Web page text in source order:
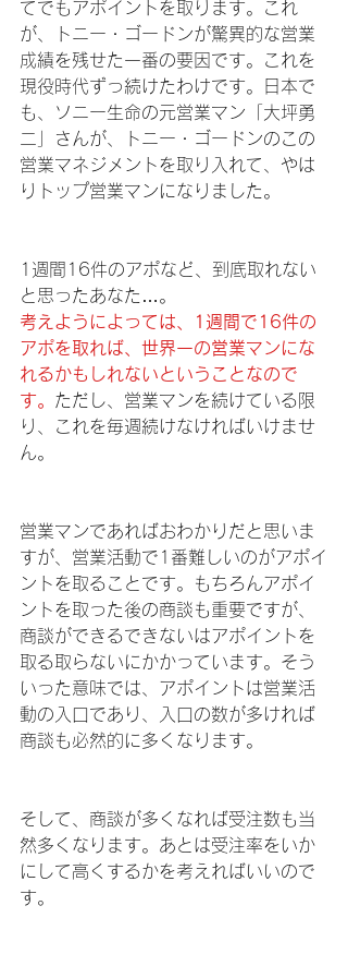
てでもアポイントを取ります。これ
が、トニー・ゴードンが驚異的な営業
成績を残せた一番の要因です。これを
現役時代ずっ続けたわけです。日本で
も、ソニー生命の元営業マン「大坪勇
二」さんが、トニー・ゴードンのこの
営業マネジメントを取り入れて、やは
りトップ営業マンになりました。
1週間16件のアポなど、到底取れない
と思ったあなた…。
考えようによっては、1週間で16件の
アポを取れば、世界一の営業マンにな
れるかもしれないということなので
す。 ただし、営業マンを続けている限
り、これを毎週続けなければいけませ
ん。
営業マンであればおわかりだと思いま
すが、営業活動で1番難しいのがアポイ
ントを取ることです。もちろんアポイ
ントを取った後の商談も重要ですが、
商談ができるできないはアポイントを
取る取らないにかかっています。そう
いった意味では、アポイントは営業活
動の入口であり、入口の数が多ければ
商談も必然的に多くなります。
そして、商談が多くなれば受注数も当
然多くなります。あとは受注率をいか
にして高くするかを考えればいいので
す。